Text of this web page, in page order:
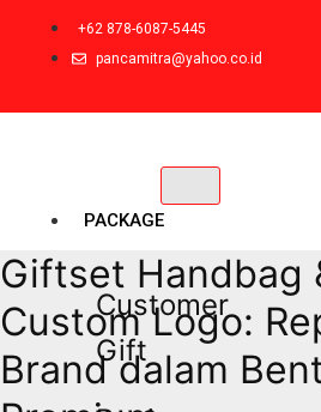
+62 878-6087-5445
pancamitra@yahoo.co.id
PACKAGE
Customer
Gift
Giftset Handbag
Custom Logo:
Brand dalam